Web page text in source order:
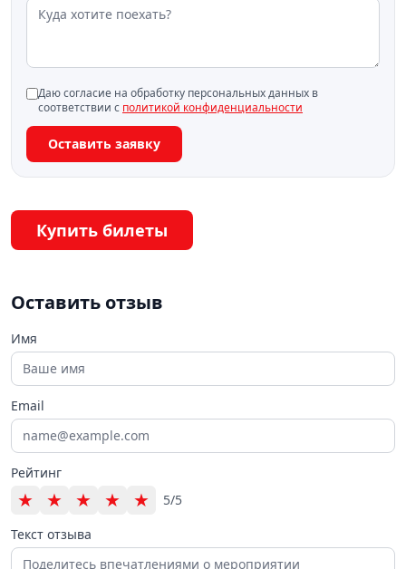
Даю согласие на обработку персональных данных в
соответствии с политикой конфиденциальности
Оставить заявку
Купить билеты
Оставить отзыв
Имя
Email
Рейтинг
★ ★ ★ ★ ★
5/5
Текст отзыва